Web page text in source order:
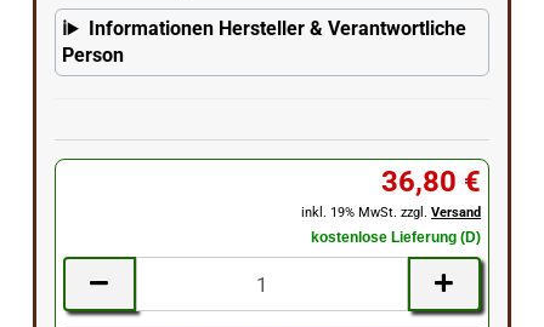
Informationen Hersteller & Verantwortliche
Person
36,80 €
inkl. 19% MwSt. zzgl.Versand
kostenlose Lieferung (D)